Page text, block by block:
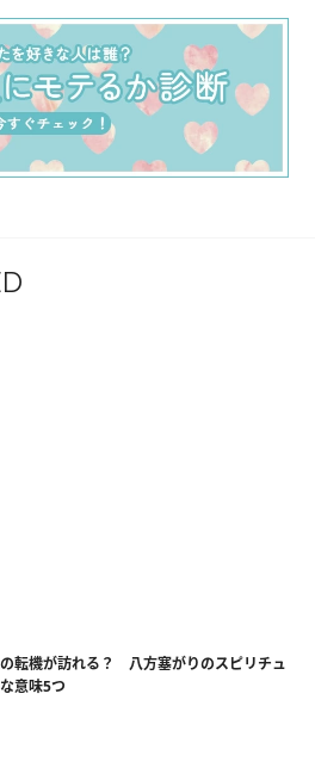
転機が訪れる？ 八方塞がりのスピリチュ
意味5つ